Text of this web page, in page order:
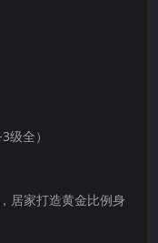
全）
居家打造黄金比例身